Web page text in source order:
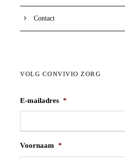
Contact
VOLG CONVIVIO ZORG
E-mailadres *
Voornaam *